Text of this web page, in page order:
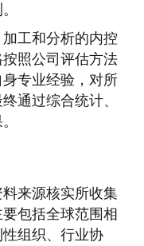
工和分析的内控
照公司评估方法
专业经验，对所
通过综合统计、
来源核实所收集
包括全球范围相
组织、行业协